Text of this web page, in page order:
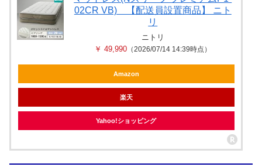
02CR VB) 【配送員設置商品】 ニト
リ
ニトリ
￥ 49,990 （2026/07/14 14:39時点）
Amazon
楽天
Yahoo!ショッピング